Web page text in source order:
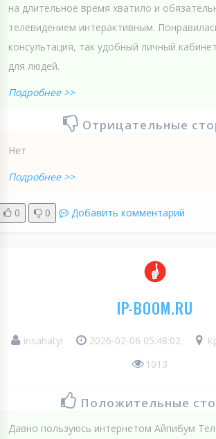
на длительное время хватило и
телевидением интерактивным.
консультация, так удобный личный
для людей.
Подробнее >>
Отрицательные
Нет
Подробнее >>
0 0 Добавить комментарий
IP-BOOM.RU
insahatyi 2026-02-06 05:48:02
1013
Положительные
Давно пользуюсь интернетом Айпибум